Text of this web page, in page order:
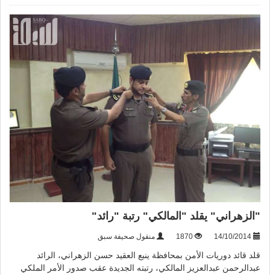
"الزهراني" يقلد "المالكي" رتبة "رائد"
1870 منقول صحيفة سبق
قلد قائد دوريات الأمن بمحافظة ينبع العقيد حسن الزهراني، الرائد
عبدالرحمن عبدالعزيز المالكي، رتبته الجديدة عقب صدور الأمر الملكي